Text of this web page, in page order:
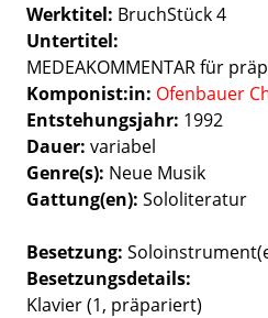
Werktitel BruchStück 4
Untertitel
MEDEAKOMMENTAR für
Komponist:in Ofenbauer
Entstehungsjahr 1992
Dauer variabel
Genre(s) Neue Musik
Gattung(en) Sololiteratur
Besetzung
Besetzungsdetails
Klavier (1, präpariert)